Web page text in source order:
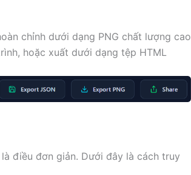
chỉnh dưới dạng PNG chất lượng cao
hoặc xuất dưới dạng tệp HTML
điều đơn giản. Dưới đây là cách truy